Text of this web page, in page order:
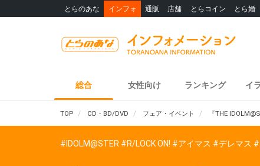
とらのあな インフォ 通販 店舗 とらコイン とら婚
総合 女性向け ランキング イ
TOP CD・BD/DVD フェア・イベント 『THE
#IDOLM@STER #R/LOCK ON! #アイマス #デレマス